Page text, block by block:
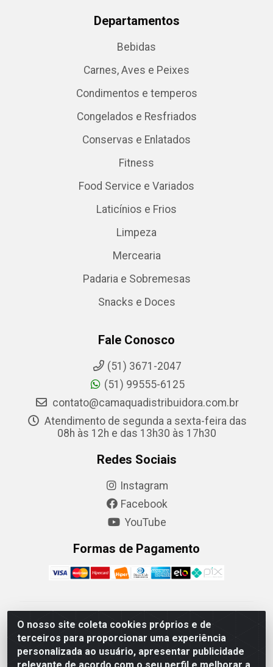
O nosso site coleta cookies próprios e de
terceiros para proporcionar uma experiência
personalizada ao usuário, apresentar publicidade
Departamentos
Bebidas
Carnes, Aves e Peixes
Condimentos e temperos
Congelados e Resfriados
Conservas e Enlatados
Fitness
Food Service e Variados
Laticínios e Frios
Limpeza
Mercearia
Padaria e Sobremesas
Snacks e Doces
Fale Conosco
(51) 3671-2047
(51) 99555-6125
contato@camaquadistribuidora.com.br
Atendimento de segunda a sexta-feira das
08h às 12h e das 13h30 às 17h30
Redes Sociais
Instagram
Facebook
YouTube
Formas de Pagamento
Camaquã Distribuidora Ltda - Avenida Conego Luiz W
Hanquet, 1001 - Parque Residencial do Arroio Duro,
Camaquã/RS - CEP 96.789-102 - CNPJ
07.061.124/0001-26